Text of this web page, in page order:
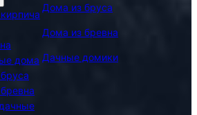
дома
Дома из бруса
Дома из бревна
Дачные домики